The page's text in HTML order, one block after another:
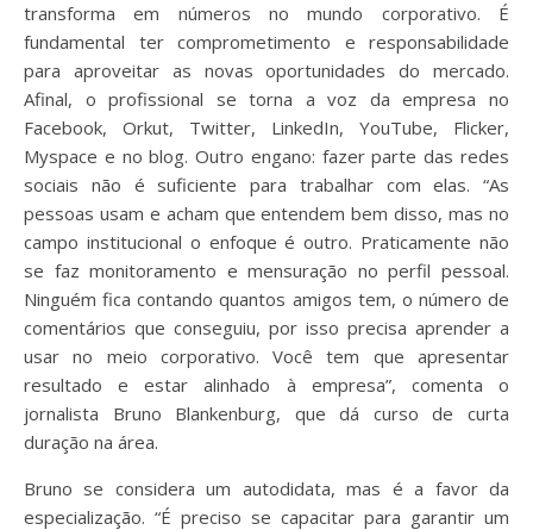
transforma em números no mundo corporativo. É
fundamental ter comprometimento e responsabilidade
para aproveitar as novas oportunidades do mercado.
Afinal, o profissional se torna a voz da empresa no
Facebook, Orkut, Twitter, LinkedIn, YouTube, Flicker,
Myspace e no blog. Outro engano: fazer parte das redes
sociais não é suficiente para trabalhar com elas. “As
pessoas usam e acham que entendem bem disso, mas no
campo institucional o enfoque é outro. Praticamente não
se faz monitoramento e mensuração no perfil pessoal.
Ninguém fica contando quantos amigos tem, o número de
comentários que conseguiu, por isso precisa aprender a
usar no meio corporativo. Você tem que apresentar
resultado e estar alinhado à empresa”, comenta o
jornalista Bruno Blankenburg, que dá curso de curta
duração na área.
Bruno se considera um autodidata, mas é a favor da
especialização. “É preciso se capacitar para garantir um